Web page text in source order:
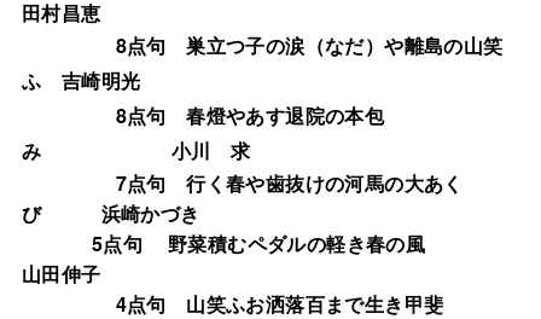
田村昌恵
8点句
巣立つ子の涙（なだ）や離島の山笑
ふ 吉崎明光
8点句 春燈やあす退院の本包
み 小川 求
7点句行く春や歯抜けの河馬の大あく
び 浜崎かづき
5点句
野菜積むペダルの軽き春の風
山田伸子
4点句
山笑ふお洒落百まで生き甲斐